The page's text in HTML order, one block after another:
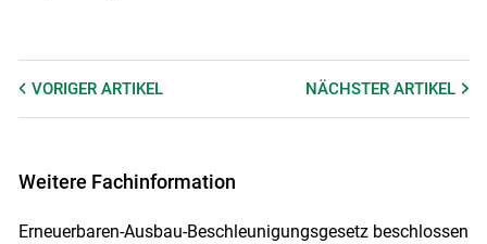
VORIGER ARTIKEL NÄCHSTERARTIKEL
Weitere Fachinformation
Erneuerbaren-Ausbau-Beschleunigungsgesetz beschlossen